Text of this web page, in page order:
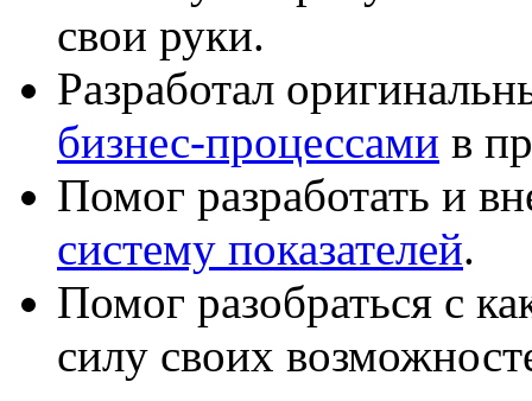
свои руки.
Разработал
бизнес-процессами в
Помог разработать и
систему показателей.
Помог разобраться с
силу своих